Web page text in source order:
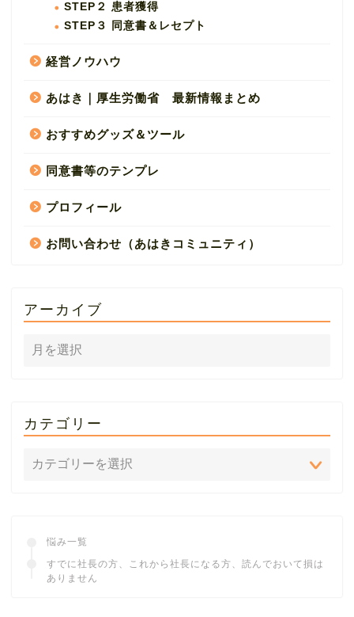
STEP２ 患者獲得
STEP３ 同意書＆レセプト
経営ノウハウ
あはき｜厚生労働省 最新情報まとめ
おすすめグッズ＆ツール
同意書等のテンプレ
プロフィール
お問い合わせ（あはきコミュニティ）
アーカイブ
カテゴリー
悩み一覧
すでに社長の方、これから社長になる方、読んでおいて損は
ありません